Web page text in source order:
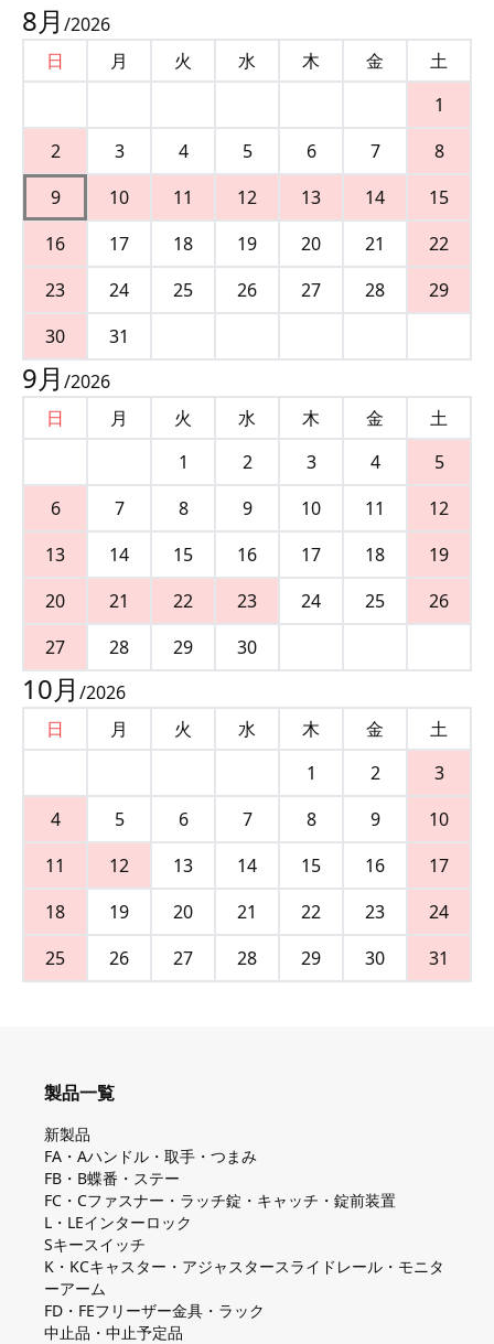
8月 /2026
日
月 火 水 木 金
土
1
2
3 4 5 6 7
8
9
10 11 12 13 14
15
16
17 18 19 20 21
22
23
24 25 26 27 28
29
30
31
9月 /2026
日
月 火 水 木 金
土
1
2 3 4
5
6
7 8 9 10 11
12
13
14 15 16 17 18
19
20
21 22 23 24 25
26
27
28 29 30
10月 /2026
日
月 火 水 木 金
土
1
2
3
4
5 6 7 8 9
10
11
12 13 14 15 16
17
18
19 20 21 22 23
24
25
26 27 28 29 30 31
製品一覧
新製品
FA・Aハンドル・取手・つまみ
FB・B蝶番・ステー
FC・Cファスナー・ラッチ錠・キャッチ・錠前装置
L・LEインターロック
Sキースイッチ
K・KCキャスター・アジャスタースライドレール・モニタ
ーアーム
FD・FEフリーザー金具・ラック
中止品・中止予定品